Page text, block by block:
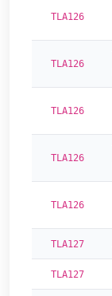
TLA126
TLA126
TLA126
TLA126
TLA126
TLA127
TLA127